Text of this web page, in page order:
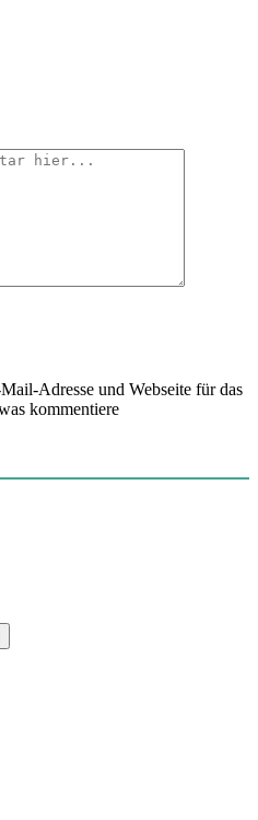
Adresse und Webseite für das
kommentiere